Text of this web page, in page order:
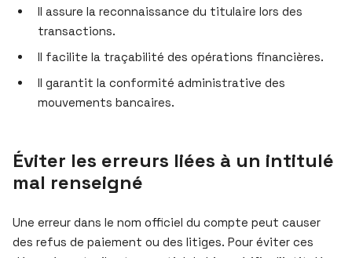
Il assure la reconnaissance du titulaire lors des
transactions.
Il facilite la traçabilité des opérations financières.
Il garantit la conformité administrative des
mouvements bancaires.
Éviter les erreurs liées à un intitulé
mal renseigné
Une erreur dans le nom officiel du compte peut causer
des refus de paiement ou des litiges. Pour éviter ces